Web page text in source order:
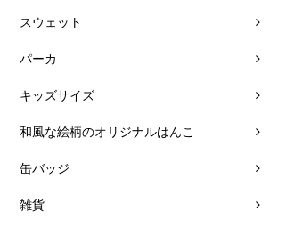
スウェット
パーカ
キッズサイズ
和風な絵柄のオリジナルはんこ
缶バッジ
雑貨